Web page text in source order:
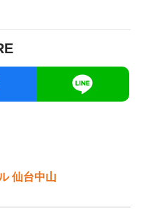
仙台中山